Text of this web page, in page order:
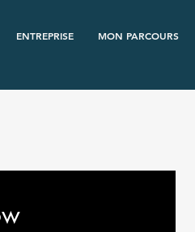
ENTREPRISE MON PARCOURS